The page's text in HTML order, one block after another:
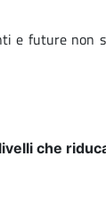
e future
che